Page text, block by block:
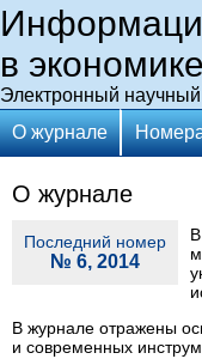
в экономике
Электронный
О журнале
О журнале
Последний номер
№ 6, 2014
В журнале отражены
и современных